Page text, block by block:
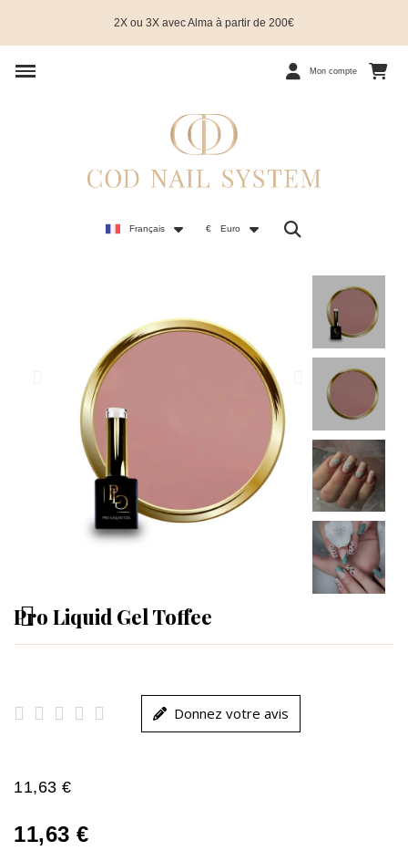
2X ou 3X avec Alma à partir de 200€
Mon compte
Français € Euro
Pro Liquid Gel Toffee
     Donnez votre avis
11,63 €
11,63 €